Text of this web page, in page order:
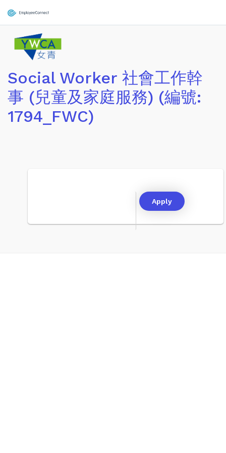
Social Worker 社會工作幹
事 (兒童及家庭服務) (編號:
1794_FWC)
Apply